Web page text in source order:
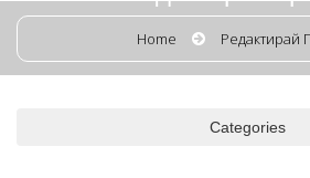
Home Редактирай
Categories